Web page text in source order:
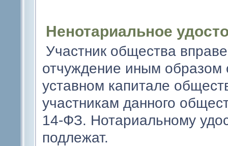
Ненотариальное
Участник общества
отчуждение иным образом
уставном капитале
участникам данного
14-ФЗ. Нотариальному
подлежат.